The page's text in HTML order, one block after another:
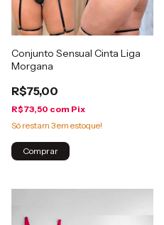
Conjunto Sensual Cinta Liga
Morgana
R$75,00
R$73,50 com Pix
Só restam 3em estoque!
Comprar